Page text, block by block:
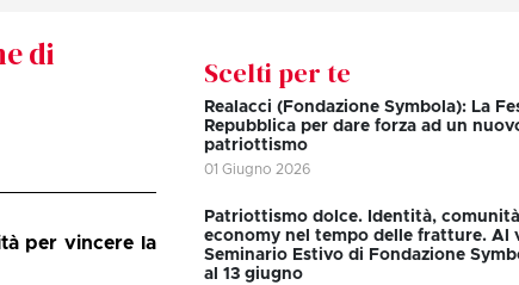
di
per vincere la
Scelti per te
Realacci (Fondazione Symbola): La
Repubblica per dare forza ad un
patriottismo
01 Giugno 2026
Patriottismo dolce. Identità,
economy nel tempo delle fratture. Al
Seminario Estivo di Fondazione
al 13 giugno